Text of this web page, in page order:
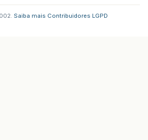
Saiba mais Contribuidores LGPD